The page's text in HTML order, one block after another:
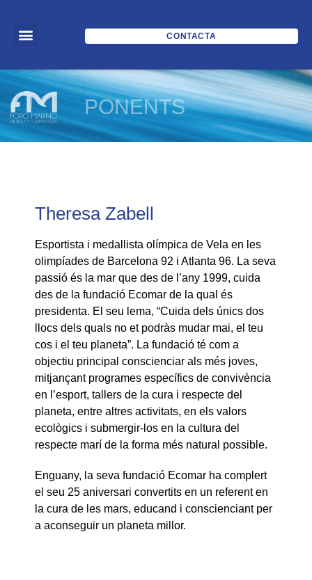
CONTACTA
PONENTS
Theresa Zabell
Esportista i medallista olímpica de Vela en les
olimpíades de Barcelona 92 i Atlanta 96. La seva
passió és la mar que des de l’any 1999, cuida
des de la fundació Ecomar de la qual és
presidenta. El seu lema, “Cuida dels únics dos
llocs dels quals no et podràs mudar mai, el teu
cos i el teu planeta”. La fundació té com a
objectiu principal conscienciar als més joves,
mitjançant programes específics de convivència
en l’esport, tallers de la cura i respecte del
planeta, entre altres activitats, en els valors
ecològics i submergir-los en la cultura del
respecte marí de la forma més natural possible.
Enguany, la seva fundació Ecomar ha complert
el seu 25 aniversari convertits en un referent en
la cura de les mars, educand i conscienciant per
a aconseguir un planeta millor.